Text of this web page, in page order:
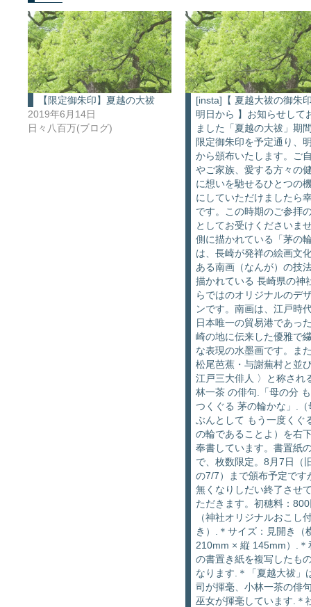
【限定御朱印】夏越の大祓
2019年6月14日
日々八百万(ブログ)
[insta]【 夏越大祓の御朱
明日から 】お知らせして
ました「夏越の大祓」期
限定御朱印を予定通り、
から頒布いたします。ご
やご家族、愛する方々の
に想いを馳せるひとつの
にしていただけましたら
です。この時期のご参拝
としてお受けくださいま
側に描かれている「茅の
は、長崎が発祥の絵画文
ある南画（なんが）の技
描かれている 長崎県の神
らではのオリジナルのデ
ンです。南画は、江戸時
日本唯一の貿易港であっ
崎の地に伝来した優雅で
な表現の水墨画です。ま
松尾芭蕉・与謝蕪村と並
江戸三大俳人 〉と称され
林一茶 の俳句.「母の分
つくぐる 茅の輪かな」.（
ぶんとして もう一度くぐ
の輪であることよ）を右
奉書しています。書置紙
で、枚数限定。8月7日（
の7/7）まで頒布予定です
無くなりしだい終了させ
ただきます。初穂料：
（神社オリジナルおこし
き）.＊サイズ：見開き（
210mm × 縦 145mm）.＊
の書置き紙を複写したも
なります.＊「夏越大祓」
司が揮毫、小林一茶の俳
巫女が揮毫しています.＊